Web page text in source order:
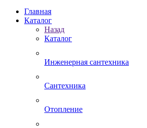
Главная
Каталог
Назад
Каталог
Инженерная сантехника
Сантехника
Отопление